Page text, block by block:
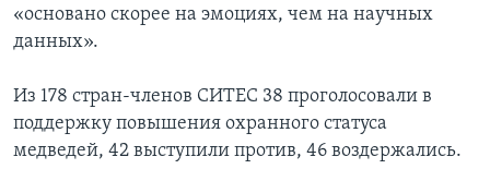
«основано скорее на эмоциях, чем на научных
данных».
Из 178 стран-членов СИТЕС 38 проголосовали в
поддержку повышения охранного статуса
медведей, 42 выступили против, 46 воздержались.